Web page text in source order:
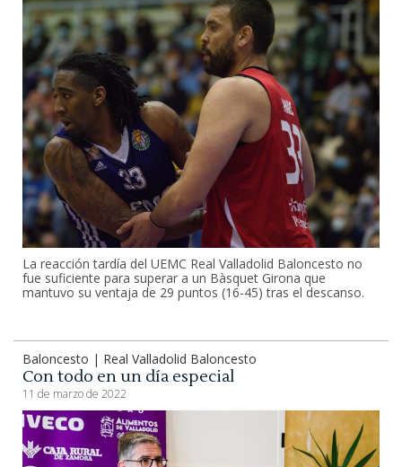
La reacción tardía del UEMC Real Valladolid Baloncesto no
fue suficiente para superar a un Bàsquet Girona que
mantuvo su ventaja de 29 puntos (16-45) tras el descanso.
Baloncesto | Real Valladolid Baloncesto
Con todo en un día especial
11 de marzo de 2022